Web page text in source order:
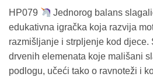
HP079
Jednorog balans
edukativna igračka koja razvija
razmišljanje i strpljenje kod djece.
drvenih elemenata koje mališani
podlogu, učeći tako o ravnoteži i